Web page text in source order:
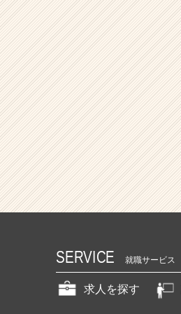
SERVICE 就職サービス
求人を探す